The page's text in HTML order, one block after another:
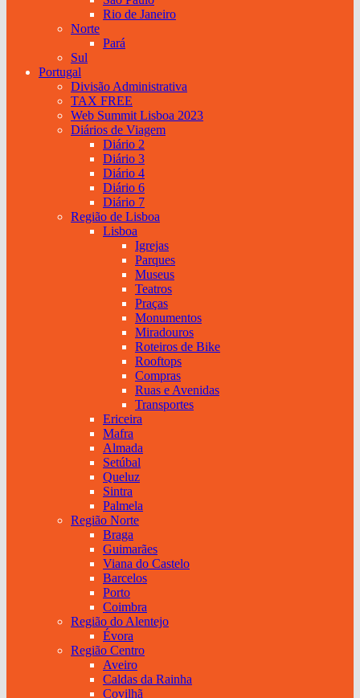
Rio de Janeiro
Norte
Pará
Sul
Portugal
Divisão Administrativa
TAX FREE
Web Summit Lisboa 2023
Diários de Viagem
Diário 2
Diário 3
Diário 4
Diário 6
Diário 7
Região de Lisboa
Lisboa
Igrejas
Parques
Museus
Teatros
Praças
Monumentos
Miradouros
Roteiros de Bike
Rooftops
Compras
Ruas e Avenidas
Transportes
Ericeira
Mafra
Almada
Setúbal
Queluz
Sintra
Palmela
Região Norte
Braga
Guimarães
Viana do Castelo
Barcelos
Porto
Coimbra
Região do Alentejo
Évora
Região Centro
Aveiro
Caldas da Rainha
Covilhã